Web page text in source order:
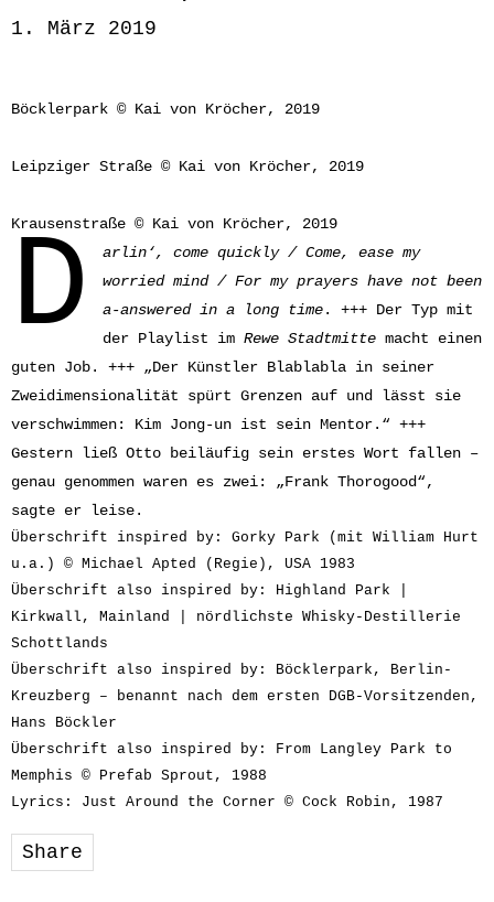
1. März 2019
Böcklerpark © Kai von Kröcher, 2019
Leipziger Straße © Kai von Kröcher, 2019
Krausenstraße © Kai von Kröcher, 2019
D
arlin‘, come quickly / Come, ease my
worried mind / For my prayers have not been
a-answered in a long time. +++ Der Typ mit
der Playlist im Rewe Stadtmittemacht einen
guten Job. +++ „Der Künstler Blablabla in seiner
Zweidimensionalität spürt Grenzen auf und lässt sie
verschwimmen: Kim Jong-un ist sein Mentor.“ +++
Gestern ließ Otto beiläufig sein erstes Wort fallen –
genau genommen waren es zwei: „Frank Thorogood“,
sagte er leise.
Überschrift inspired by: Gorky Park (mit William Hurt
u.a.) © Michael Apted (Regie), USA 1983
Überschrift also inspired by: Highland Park |
Kirkwall, Mainland | nördlichste Whisky-Destillerie
Schottlands
Überschrift also inspired by: Böcklerpark, Berlin-
Kreuzberg – benannt nach dem ersten DGB-Vorsitzenden,
Hans Böckler
Überschrift also inspired by: From Langley Park to
Memphis © Prefab Sprout, 1988
Lyrics: Just Around the Corner © Cock Robin, 1987
Share